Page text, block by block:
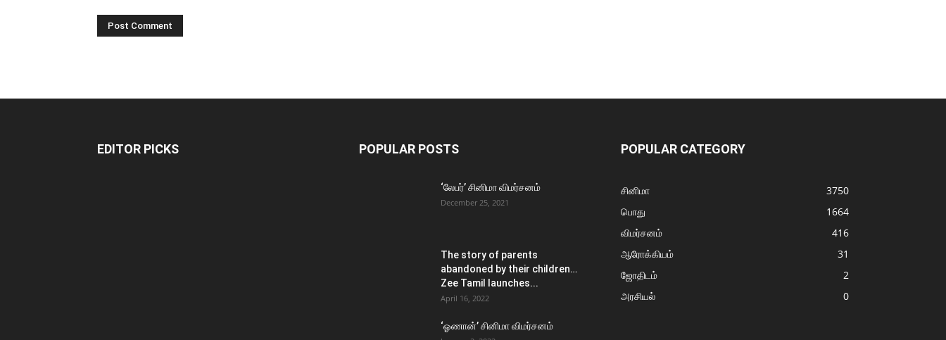
EDITOR PICKS POPULAR POSTS
‘லேபர்’ சினிமா விமர்சனம்
December 25, 2021
The story of parents
abandoned by their children…
Zee Tamil launches...
April 16, 2022
‘ஓணான்’ சினிமா விமர்சனம்
POPULAR CATEGORY
சினிமா
3750
பொது
1664
விமர்சனம்
416
ஆரோக்கியம்
31
ஜோதிடம்
2
அரசியல்
0